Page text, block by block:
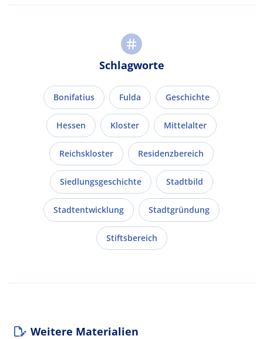
Schlagworte
Bonifatius Fulda Geschichte
Hessen Kloster Mittelalter
Reichskloster Residenzbereich
Siedlungsgeschichte Stadtbild
Stadtentwicklung Stadtgründung
Stiftsbereich
Weitere Materialien